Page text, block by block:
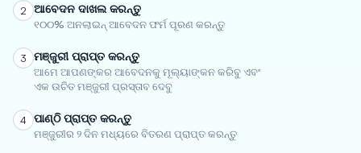
2 ଆବେଦନ ଦାଖଲ କରନ୍ତୁ
୧୦୦% ଅନଲାଇନ୍ ଆବେଦନ ଫର୍ମ ପୂରଣ କରନ୍ତୁ
3 ମଞ୍ଜୁରୀ ପ୍ରାପ୍ତ କରନ୍ତୁ
ଆମେ ଆପଣଙ୍କର ଆବେଦନକୁ ମୂଲ୍ୟାଙ୍କନ କରିବୁ ଏବଂ
ଏକ ଉଚିତ ମଞ୍ଜୁରୀ ପ୍ରସ୍ତାବ ଦେବୁ
4 ପାଣ୍ଠି ପ୍ରାପ୍ତ କରନ୍ତୁ
ମଞ୍ଜୁରୀର ୨ ଦିନ ମଧ୍ୟରେ ବିତରଣ ପ୍ରାପ୍ତ କରନ୍ତୁ